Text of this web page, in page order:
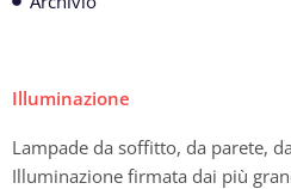
Illuminazione
Lampade da soffitto, da parete,
Illuminazione firmata dai più